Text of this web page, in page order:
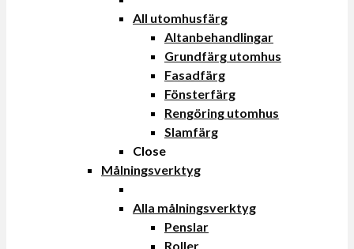
All utomhusfärg
Altanbehandlingar
Grundfärg utomhus
Fasadfärg
Fönsterfärg
Rengöring utomhus
Slamfärg
Close
Målningsverktyg
Alla målningsverktyg
Penslar
Roller